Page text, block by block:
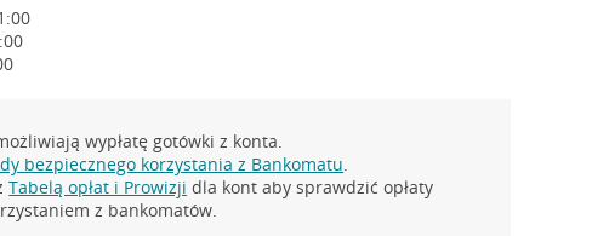
wypłatę gotówki z konta.
bezpiecznego korzystania z Bankomatu.
Tabelą opłat i Prowizji dla kont aby sprawdzić opłaty
z bankomatów.